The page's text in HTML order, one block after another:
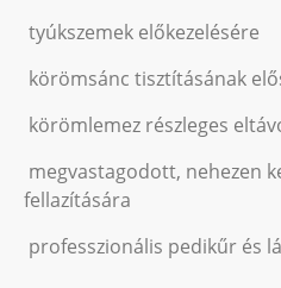
tyúkszemek előkezelésére
körömsánc tisztításának
körömlemez részleges
megvastagodott, nehezen
fellazítására
professzionális pedikűr és